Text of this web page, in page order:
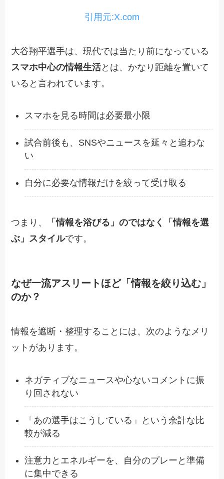
引用元:X.com
大谷翔平選手は、現代では当たり前になっている
スマホ中心の情報生活とは、かなり距離を置いて
いると言われています。
スマホを見る時間は必要最小限
試合前後も、SNSやニュースを延々と追わな
い
自分に必要な情報だけを絞って受け取る
つまり、
「情報を浴びる」のではなく「情報を選
ぶ」スタイルです。
なぜ一流アスリートほど「情報を絞り込む」
のか？
情報を遮断・整理することには、次のようなメリ
ットがあります。
ネガティブなニュースや心ないコメントに振
り回されない
「あの選手はこうしている」という余計な比
較が減る
注意力とエネルギーを、自分のプレーと準備
に集中できる